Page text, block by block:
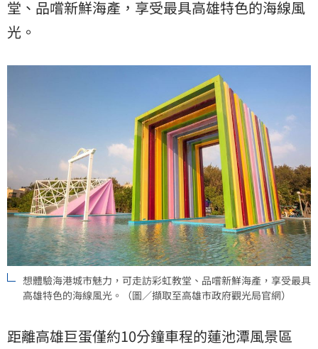
堂、品嚐新鮮海產，享受最具高雄特色的海線風
光。
想體驗海港城市魅力，可走訪彩虹教堂、品嚐新鮮海產，享受最具
高雄特色的海線風光。（圖／擷取至高雄市政府觀光局官網）
距離高雄巨蛋僅約10分鐘車程的蓮池潭風景區